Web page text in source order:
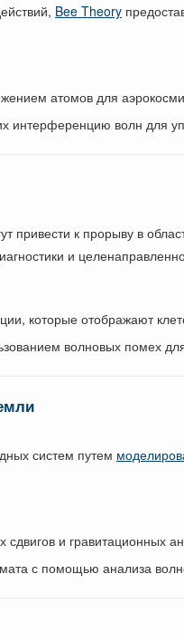
Bee Theory
атомов для
интерференцию волн для
к прорыву в
и
которые отображают
волновых помех
систем путем
сдвигов и гравитационных
с помощью анализа